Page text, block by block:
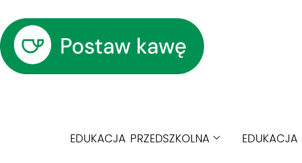
EDUKACJA PRZEDSZKOLNA EDUKACJA